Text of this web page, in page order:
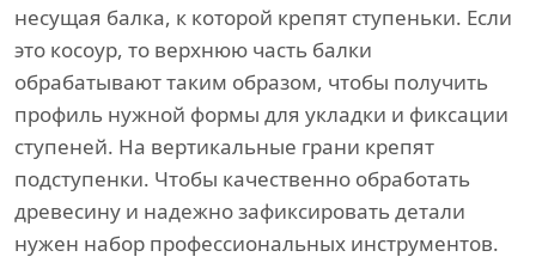
несущая балка, к которой крепят ступеньки. Если
это косоур, то верхнюю часть балки
обрабатывают таким образом, чтобы получить
профиль нужной формы для укладки и фиксации
ступеней. На вертикальные грани крепят
подступенки. Чтобы качественно обработать
древесину и надежно зафиксировать детали
нужен набор профессиональных инструментов.